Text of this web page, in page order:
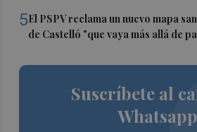
5El PSPV reclama un nuevo mapa
de Castelló "que vaya más allá de
Suscríbete al
Whatsapp